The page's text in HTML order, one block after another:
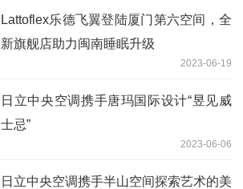
Lattoflex乐德飞翼登陆厦门第六空间，全
新旗舰店助力闽南睡眠升级
2023-06-19
日立中央空调携手唐玛国际设计“昱见威
士忌”
2023-06-06
日立中央空调携手半山空间探索艺术的美